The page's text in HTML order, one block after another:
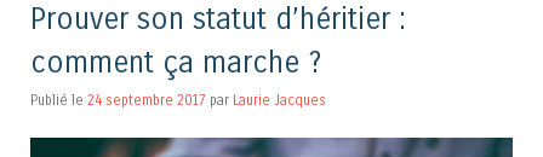
Prouver son statut d’héritier :
comment ça marche ?
Publié le 24 septembre 2017 par Laurie Jacques